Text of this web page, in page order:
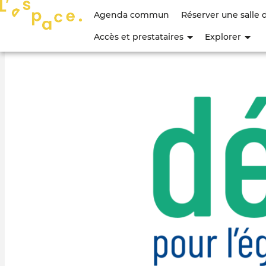
Menu
compte
Agenda commun Réserver une salle
Accès et prestataires Explorer